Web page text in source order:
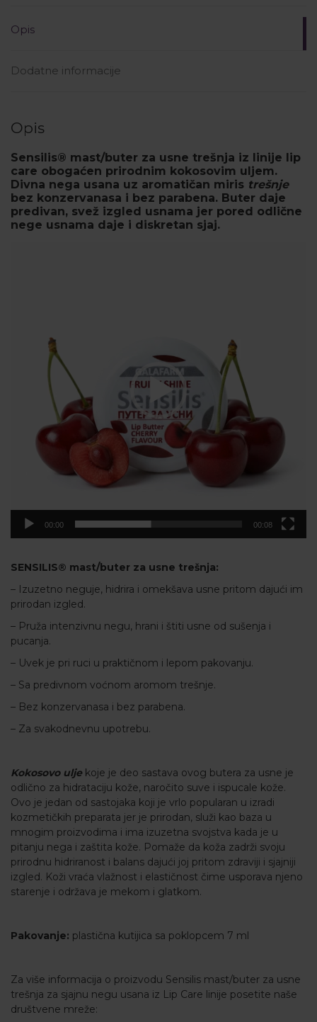
Opis
Dodatne informacije
Opis
Sensilis® mast/buter za usne trešnja iz linije lip
care obogaćen prirodnim kokosovim uljem.
Divna nega usana uz aromatičan miris trešnje
bez konzervanasa i bez parabena. Buter daje
predivan, svež izgled usnama jer pored odlične
nege usnama daje i diskretan sjaj.
00:00 00:08
SENSILIS® mast/buter za usne trešnja:
– Izuzetno neguje, hidrira i omekšava usne pritom dajući im
prirodan izgled.
– Pruža intenzivnu negu, hrani i štiti usne od sušenja i
pucanja.
– Uvek je pri ruci u praktičnom i lepom pakovanju.
– Sa predivnom voćnom aromom trešnje.
– Bez konzervanasa i bez parabena.
– Za svakodnevnu upotrebu.
Kokosovo ulje koje je deo sastava ovog butera za usne je
odlično za hidrataciju kože, naročito suve i ispucale kože.
Ovo je jedan od sastojaka koji je vrlo popularan u izradi
kozmetičkih preparata jer je prirodan, služi kao baza u
mnogim proizvodima i ima izuzetna svojstva kada je u
pitanju nega i zaštita kože. Pomaže da koža zadrži svoju
prirodnu hidriranost i balans dajući joj pritom zdraviji i sjajniji
izgled. Koži vraća vlažnost i elastičnost čime usporava njeno
starenje i održava je mekom i glatkom.
Pakovanje: plastična kutijica sa poklopcem 7 ml
Za više informacija o proizvodu Sensilis mast/buter za usne
trešnja za sjajnu negu usana iz Lip Care linije posetite naše
društvene mreže: